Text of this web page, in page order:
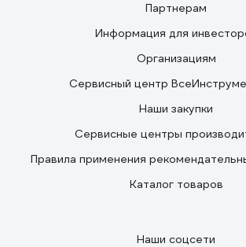
Партнерам
Информация для
Организациям
Сервисный центр
Наши закупки
Сервисные центры
Правила применения
Каталог товаров
Наши соцсети